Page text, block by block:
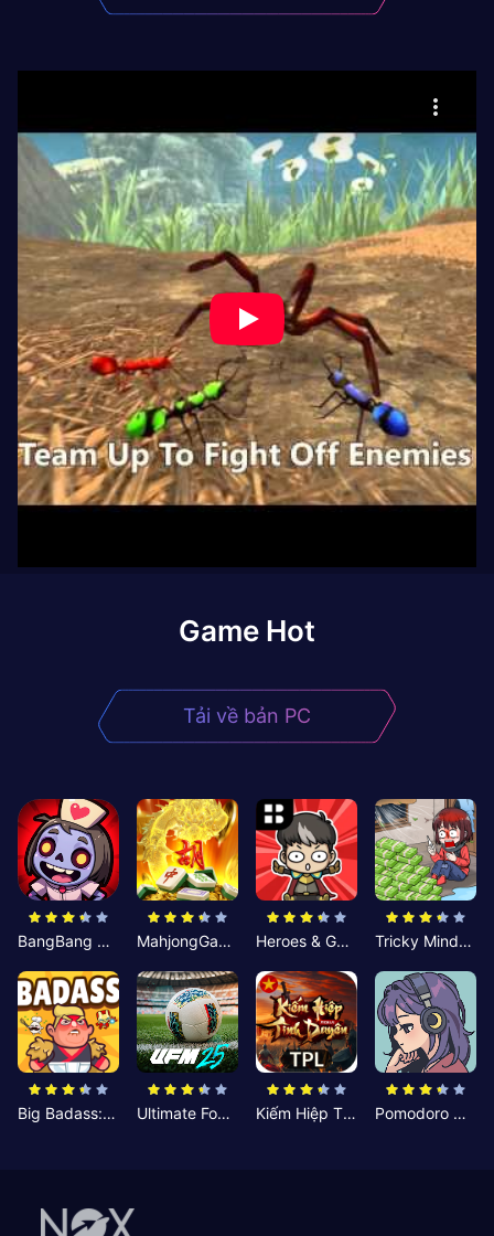
Game Hot
Tải về bản PC
BangBang Zombies:Chiến Shelter MahjongGame Heroes & Gear? Yoink! Tricky Minds: Brainy Puzzle
Big Badass: Game AFK Idle RPG Ultimate Football Manager Kiếm Hiệp Tình Duyên Pomodoro Nhỏ: Giờ Tập Trung